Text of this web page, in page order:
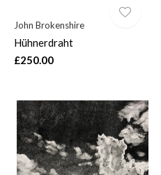
John Brokenshire
Hühnerdraht
£250.00